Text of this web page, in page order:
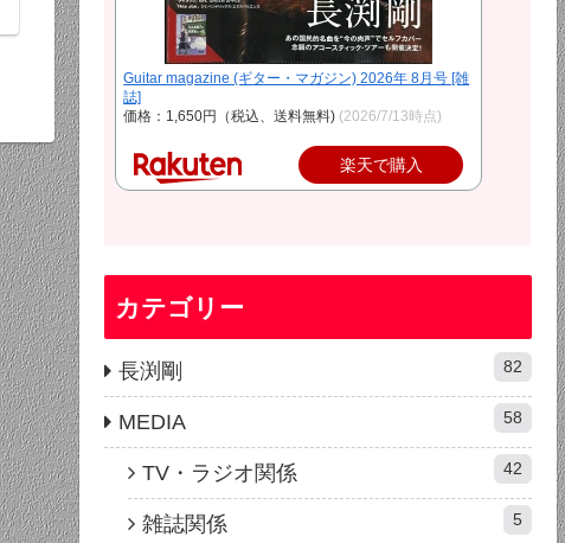
Guitar magazine (ギター・マガジン) 2026年 8月号 [雑
誌]
価格：1,650円（税込、送料無料) (2026/7/13時点)
楽天で購入
カテゴリー
長渕剛 82
MEDIA 58
TV・ラジオ関係 42
雑誌関係 5